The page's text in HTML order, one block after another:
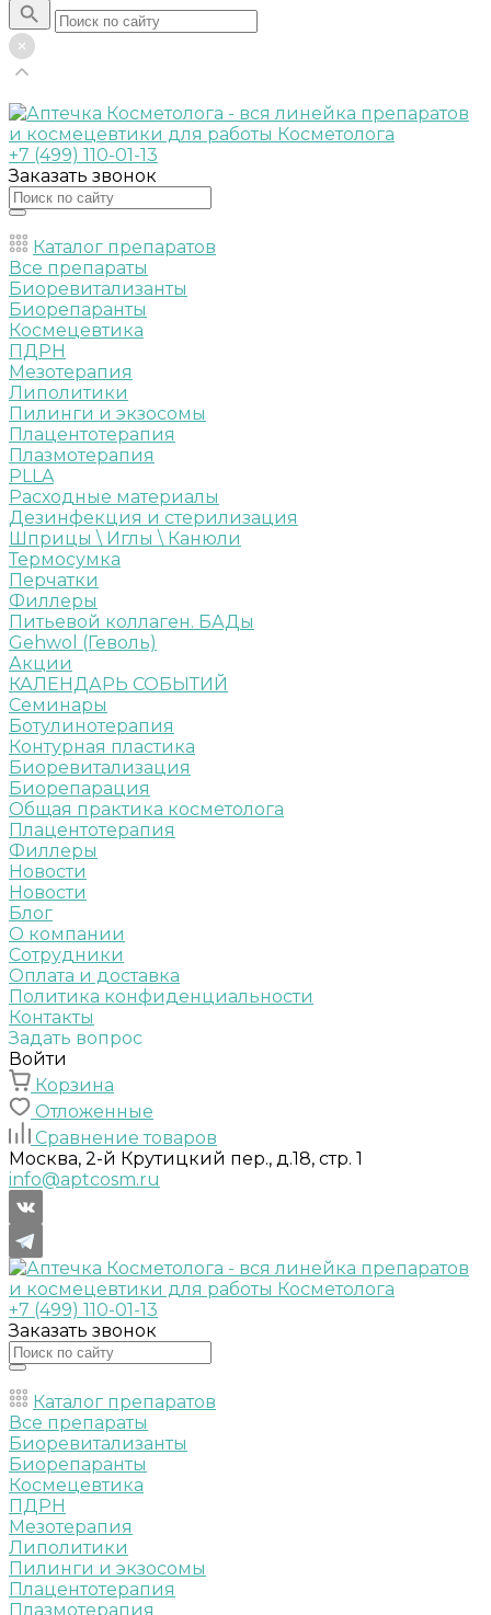
+7 (499) 110-01-13
Заказать звонок
Каталог препаратов
Все препараты
Биоревитализанты
Биорепаранты
Космецевтика
ПДРН
Мезотерапия
Липолитики
Пилинги и экзосомы
Плацентотерапия
Плазмотерапия
PLLA
Расходные материалы
Дезинфекция и стерилизация
Шприцы \ Иглы \ Канюли
Термосумка
Перчатки
Филлеры
Питьевой коллаген. БАДы
Gehwol (Геволь)
Акции
КАЛЕНДАРЬ СОБЫТИЙ
Семинары
Ботулинотерапия
Контурная пластика
Биоревитализация
Биорепарация
Общая практика косметолога
Плацентотерапия
Филлеры
Новости
Новости
Блог
О компании
Сотрудники
Оплата и доставка
Политика конфиденциальности
Контакты
Задать вопрос
Войти
Корзина
Отложенные
Сравнение товаров
Москва, 2-й Крутицкий пер., д.18, стр. 1
info@aptcosm.ru
+7 (499) 110-01-13
Заказать звонок
Каталог препаратов
Все препараты
Биоревитализанты
Биорепаранты
Космецевтика
ПДРН
Мезотерапия
Липолитики
Пилинги и экзосомы
Плацентотерапия
Плазмотерапия